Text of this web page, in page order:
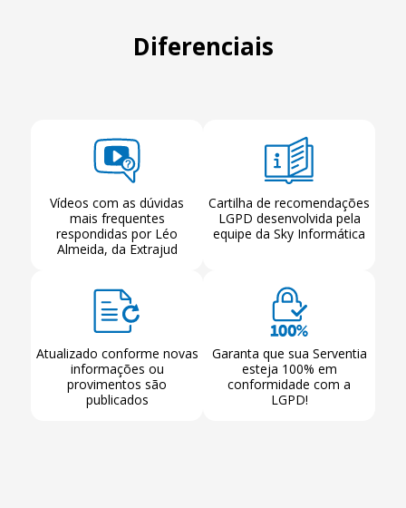
Diferenciais
Vídeos com as dúvidas
mais frequentes
respondidas por Léo
Almeida, da Extrajud
Cartilha de recomendações
LGPD desenvolvida pela
equipe da Sky Informática
Atualizado conforme novas
informações ou
provimentos são
publicados
Garanta que sua Serventia
esteja 100% em
conformidade com a
LGPD!